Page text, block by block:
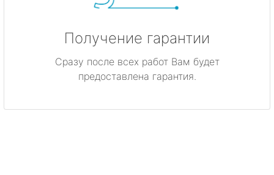
Получение гарантии
Сразу после всех работ Вам будет
предоставлена гарантия.